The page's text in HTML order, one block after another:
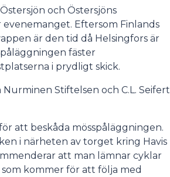
och Östersjöns
Eftersom Finlands
är den tid då Helsingfors är
fäster
i prydligt skick.
Stiftelsen och C.L. Seifert
att beskåda mösspåläggningen.
i närheten av torget kring Havis
att man lämnar cyklar
kommer för att följa med